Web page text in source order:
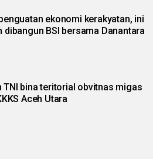
ekonomi kerakyatan, ini
dibangun BSI bersama Danantara
TNI bina teritorial obvitnas migas
Aceh Utara